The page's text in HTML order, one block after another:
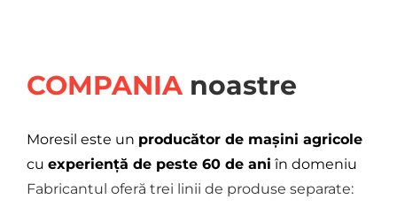
COMPANIA noastre
Moresil este un producător de mașini agricole
cu experiență de peste 60 de ani în domeniu
Fabricantul oferă trei linii de produse separate: